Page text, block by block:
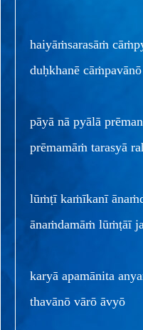
haiyāṁsarasāṁ
duḥkhanē
pāyā nā pyālā
prēmamāṁ tarasyā
lūṁṭī kaṁīkanī
ānaṁdamāṁ lūṁṭāī
karyā apamānita
thavānō vārō āvyō